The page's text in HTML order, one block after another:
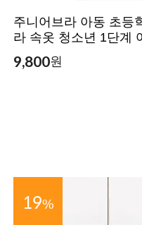
주니어브라 아동 초등
라 속옷 청소년 1단계
9,800원
19%